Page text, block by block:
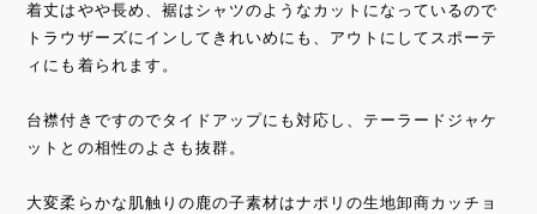
着丈はやや長め、裾はシャツのようなカットになっているので
トラウザーズにインしてきれいめにも、アウトにしてスポーテ
ィにも着られます。
台襟付きですのでタイドアップにも対応し、テーラードジャケ
ットとの相性のよさも抜群。
大変柔らかな肌触りの鹿の子素材はナポリの生地卸商カッチョ